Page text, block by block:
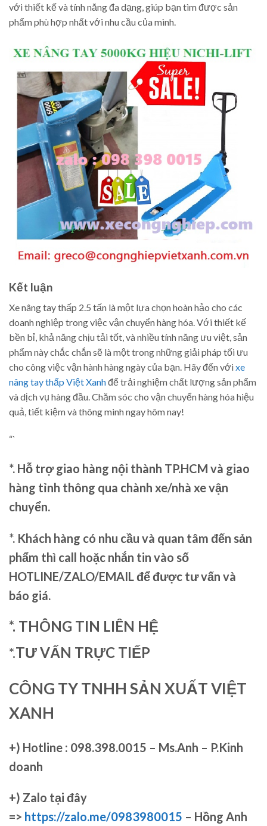
với thiết kế và tính năng đa dạng, giúp bạn tìm được sản
phẩm phù hợp nhất với nhu cầu của mình.
Kết luận
Xe nâng tay thấp 2.5 tấn là một lựa chọn hoàn hảo cho các
doanh nghiệp trong việc vận chuyển hàng hóa. Với thiết kế
bền bỉ, khả năng chịu tải tốt, và nhiều tính năng ưu việt, sản
phẩm này chắc chắn sẽ là một trong những giải pháp tối ưu
cho công việc vận hành hàng ngày của bạn. Hãy đến vớixe
nâng tay thấp Việt Xanhđể trải nghiệm chất lượng sản phẩm
và dịch vụ hàng đầu. Chăm sóc cho vận chuyển hàng hóa hiệu
quả, tiết kiệm và thông minh ngay hôm nay!
“`
*. Hỗ trợ giao hàng nội thành TP.HCM và giao
hàng tỉnh thông qua chành xe/nhà xe vận
chuyển.
*. Khách hàng có nhu cầu và quan tâm đến sản
phẩm thì call hoặc nhắn tin vào số
HOTLINE/ZALO/EMAIL để được tư vấn và
báo giá.
*. THÔNG TIN LIÊN HỆ
*.TƯ VẤN TRỰC TIẾP
CÔNG TY TNHH SẢN XUẤT VIỆT
XANH
+) Hotline : 098.398.0015 – Ms.Anh – P.Kinh
doanh
+) Zalo tại đây
=> https://zalo.me/0983980015 – Hồng Anh